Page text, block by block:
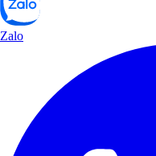
Zalo